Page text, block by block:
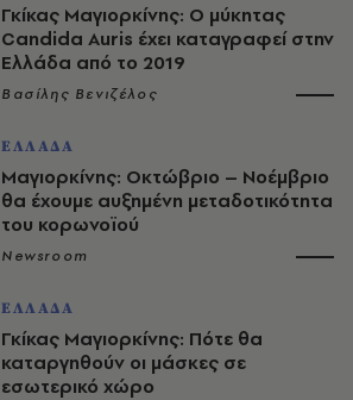
Γκίκας Μαγιορκίνης: Ο μύκητας
Candida Auris έχει καταγραφεί στην
Ελλάδα από το 2019
Βασίλης Βενιζέλος
ΕΛΛΑΔΑ
Μαγιορκίνης: Οκτώβριο – Νοέμβριο
θα έχουμε αυξημένη μεταδοτικότητα
του κορωνοϊού
Newsroom
ΕΛΛΑΔΑ
Γκίκας Μαγιορκίνης: Πότε θα
καταργηθούν οι μάσκες σε
εσωτερικό χώρο